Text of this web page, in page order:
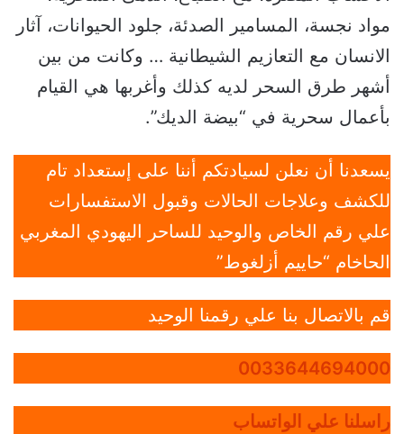
مواد نجسة، المسامير الصدئة، جلود الحيوانات، آثار
الانسان مع التعازيم الشيطانية … وكانت من بين
أشهر طرق السحر لديه كذلك وأغربها هي القيام
بأعمال سحرية في “بيضة الديك”.
يسعدنا أن نعلن لسيادتكم أننا على إستعداد تام
للكشف وعلاجات الحالات وقبول الاستفسارات
علي رقم الخاص والوحيد للساحر اليهودي المغربي
الحاخام “حاييم أزلغوط”
قم بالاتصال بنا علي رقمنا الوحيد
0033644694000
راسلنا علي الواتساب